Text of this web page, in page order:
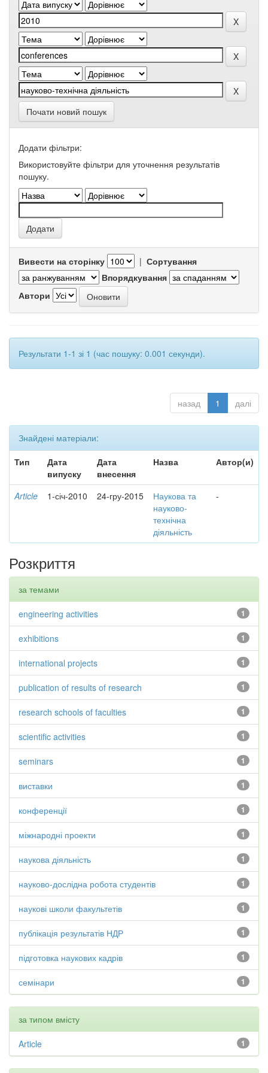
Почати новий пошук
Додати фільтри:
Використовуйте фільтри для уточнення результатів
пошуку.
Вивести на сторінку | Сортування
Впорядкування
Автори
Результати 1-1 зі 1 (час пошуку: 0.001 секунди).
назад 1 далі
Знайдені матеріали:
Тип
Дата
випуску
Дата
внесення
Назва Автор(и)
Article 1-січ-2010 24-гру-2015
Наукова та
науково-
технічна
діяльність
-
Розкриття
за темами
1
engineering activities
1
exhibitions
1
international projects
1
publication of results of research
1
research schools of faculties
1
scientific activities
1
seminars
1
виставки
1
конференції
1
міжнародні проекти
1
наукова діяльність
1
науково-дослідна робота студентів
1
наукові школи факультетів
1
публікація результатів НДР
1
підготовка наукових кадрів
1
семінари
за типом вмісту
1
Article